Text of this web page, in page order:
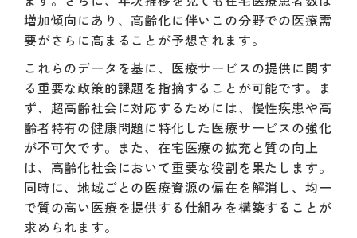
増加傾向にあり、高齢化に伴いこの分野での医療需
要がさらに高まることが予想されます。
これらのデータを基に、医療サービスの提供に関す
る重要な政策的課題を指摘することが可能です。ま
ず、超高齢社会に対応するためには、慢性疾患や高
齢者特有の健康問題に特化した医療サービスの強化
が不可欠です。また、在宅医療の拡充と質の向上
は、高齢化社会において重要な役割を果たします。
同時に、地域ごとの医療資源の偏在を解消し、均一
で質の高い医療を提供する仕組みを構築することが
求められます。